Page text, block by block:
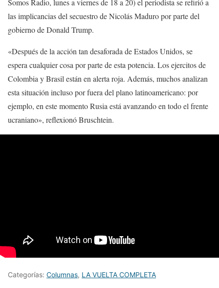
Somos Radio, lunes a viernes de 18 a 20) el periodista se refirió a
las implicancias del secuestro de Nicolás Maduro por parte del
gobierno de Donald Trump.
«Después de la acción tan desaforada de Estados Unidos, se
espera cualquier cosa por parte de esta potencia. Los ejercitos de
Colombia y Brasil están en alerta roja. Además, muchos analizan
esta situación incluso por fuera del plano latinoamericano: por
ejemplo, en este momento Rusia está avanzando en todo el frente
ucraniano», reflexionó Bruschtein.
Categorías: Columnas, LA VUELTA COMPLETA